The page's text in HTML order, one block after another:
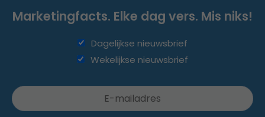
Marketingfacts. Elke dag vers. Mis niks!
Dagelijkse nieuwsbrief
Wekelijkse nieuwsbrief